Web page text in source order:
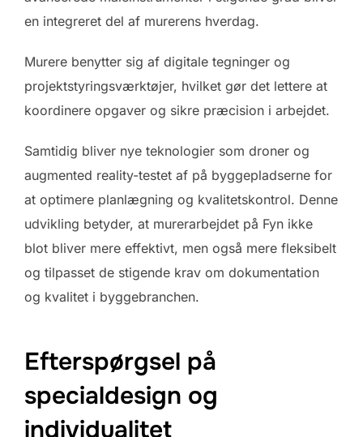
en integreret del af murerens hverdag.
Murere benytter sig af digitale tegninger og
projektstyringsværktøjer, hvilket gør det lettere at
koordinere opgaver og sikre præcision i arbejdet.
Samtidig bliver nye teknologier som droner og
augmented reality-testet af på byggepladserne for
at optimere planlægning og kvalitetskontrol. Denne
udvikling betyder, at murerarbejdet på Fyn ikke
blot bliver mere effektivt, men også mere fleksibelt
og tilpasset de stigende krav om dokumentation
og kvalitet i byggebranchen.
Efterspørgsel på
specialdesign og
individualitet